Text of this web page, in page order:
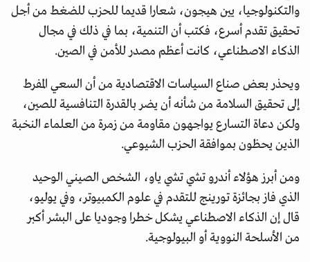
والتكنولوجيا، يين هيجون، شعارا قديما للحزب للضغط من أجل
تحقيق تقدم أسرع، فكتب أن التنمية، بما في ذلك في مجال
الذكاء الاصطناعي، كانت أعظم مصدر للأمن في الصين.
ويحذر بعض صناع السياسات الاقتصادية من أن السعي المفرط
إلى تحقيق السلامة من شأنه أن يضر بالقدرة التنافسية للصين،
ولكن دعاة التسارع يواجهون مقاومة من زمرة من العلماء النخبة
الذين يحظون بموافقة الحزب الشيوعي.
ومن أبرز هؤلاء أندرو تشي تشي ياو، الشخص الصيني الوحيد
الذي فاز بجائزة تورينج للتقدم في علوم الكمبيوتر، وفي يوليو،
قال إن الذكاء الاصطناعي يشكل خطرا وجوديا على البشر أكبر
من الأسلحة النووية أو البيولوجية.